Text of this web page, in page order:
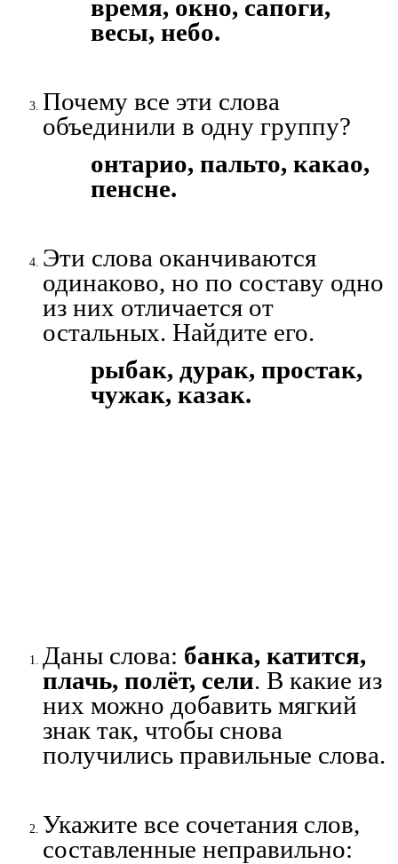
время, окно, сапоги,
весы, небо.
Почему все эти слова
объединили в одну группу?
онтарио, пальто, какао,
пенсне.
Эти слова оканчиваются
одинаково, но по составу одно
из них отличается от
остальных. Найдите его.
рыбак, дурак, простак,
чужак, казак.
Даны слова: банка, катится,
плачь, полёт, сели. В какие из
них можно добавить мягкий
знак так, чтобы снова
получились правильные слова.
Укажите все сочетания слов,
составленные неправильно: